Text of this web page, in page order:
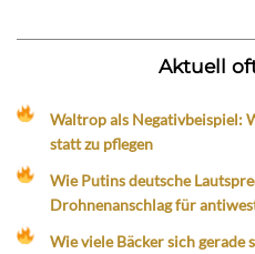
Aktuell
Waltrop als Negativbeispiel:
statt zu pflegen
Wie Putins deutsche
Drohnenanschlag für
Wie viele Bäcker sich gerade